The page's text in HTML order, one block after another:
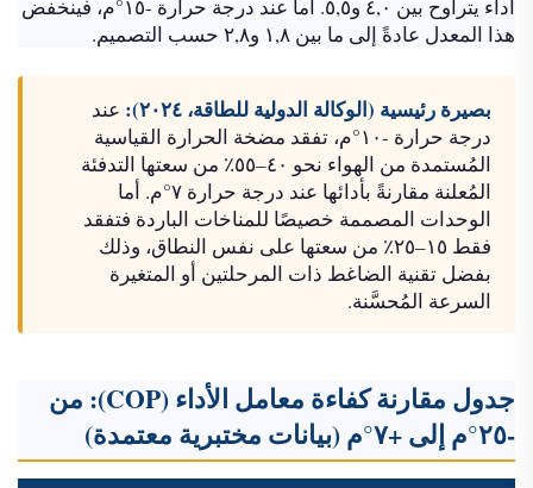
أداء يتراوح بين ٤,٠ و٥,٥. أما عند درجة حرارة -١٥°م، فينخفض
هذا المعدل عادةً إلى ما بين ١,٨ و٢,٨ حسب التصميم.
بصيرة رئيسية (الوكالة الدولية للطاقة، ٢٠٢٤):
عند
درجة حرارة -١٠°م، تفقد مضخة الحرارة القياسية
المُستمدة من الهواء نحو ٤٠–٥٥٪ من سعتها التدفئة
المُعلنة مقارنةً بأدائها عند درجة حرارة ٧°م. أما
الوحدات المصممة خصيصًا للمناخات الباردة فتفقد
فقط ١٥–٢٥٪ من سعتها على نفس النطاق، وذلك
بفضل تقنية الضاغط ذات المرحلتين أو المتغيرة
السرعة المُحسَّنة.
جدول مقارنة كفاءة معامل الأداء (COP): من
-٢٥°م إلى +٧°م (بيانات مختبرية معتمدة)